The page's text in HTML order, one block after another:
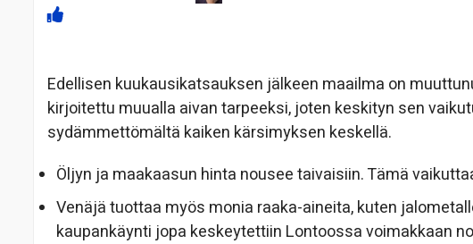
Edellisen kuukausikatsauksen jälkeen maailma on
kirjoitettu muualla aivan tarpeeksi, joten keskityn sen
sydämmettömältä kaiken kärsimyksen keskellä.
Öljyn ja maakaasun hinta nousee taivaisiin. Tämä
Venäjä tuottaa myös monia raaka-aineita, kuten
kaupankäynti jopa keskeytettiin Lontoossa voimakkaan